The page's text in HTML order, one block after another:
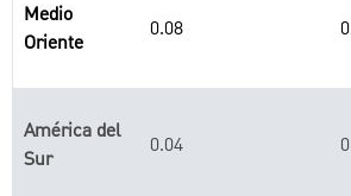
Medio
Oriente
0.08
América del
Sur
0.04